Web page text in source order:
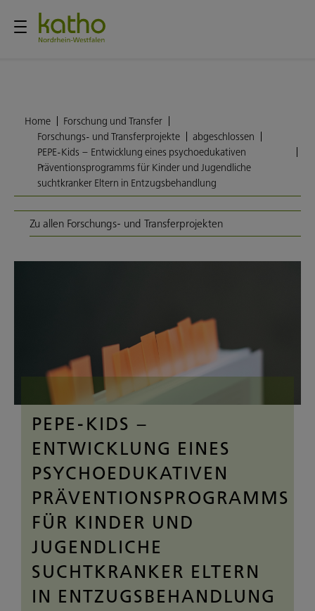
Home
Forschung und Transfer
Forschungs- und Transferprojekte
abgeschlossen
PEPE-Kids – Entwicklung eines psychoedukativen
Präventionsprogramms für Kinder und Jugendliche
suchtkranker Eltern in Entzugsbehandlung
Zu allen Forschungs- und Transferprojekten
PEPE-KIDS –
ENTWICKLUNG EINES
PSYCHOEDUKATIVEN
PRÄVENTIONSPROGRAMMS
FÜR KINDER UND
JUGENDLICHE
SUCHTKRANKER ELTERN
IN ENTZUGSBEHANDLUNG